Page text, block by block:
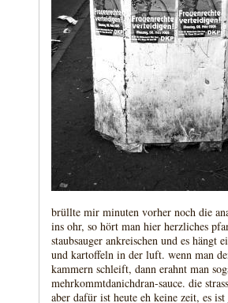
brüllte mir minuten vorher noch die
ins ohr, so hört man hier herzliches
staubsauger ankreischen und es hängt
und kartoffeln in der luft. wenn man
kammern schleift, dann erahnt man
mehrkommtdanichdran-sauce. die
aber dafür ist heute eh keine zeit, es